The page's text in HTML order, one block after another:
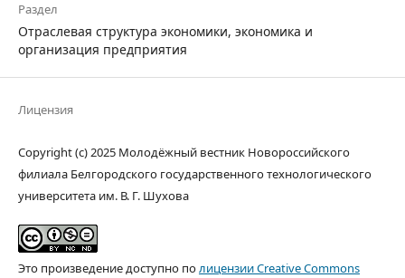
Раздел
Отраслевая структура экономики, экономика и
организация предприятия
Лицензия
Copyright (c) 2025 Молодёжный вестник Новороссийского
филиала Белгородского государственного технологического
университета им. В. Г. Шухова
Это произведение доступно полицензии Creative Commons